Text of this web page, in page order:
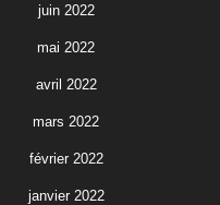
juin 2022
mai 2022
avril 2022
mars 2022
février 2022
janvier 2022